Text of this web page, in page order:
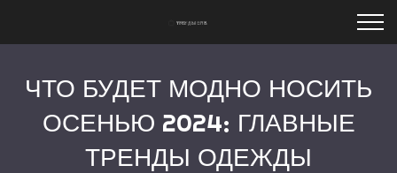
ЧТО БУДЕТ МОДНО НОСИТЬ
ОСЕНЬЮ 2024: ГЛАВНЫЕ
ТРЕНДЫ ОДЕЖДЫ